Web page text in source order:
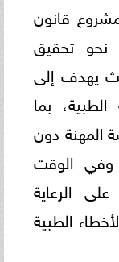
قانون
نحو تحقيق
يهدف إلى
بما
المهنة دون
وفي الوقت
الرعاية
الطبية